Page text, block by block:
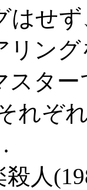
はせ
リン
スタ
れぞ
人